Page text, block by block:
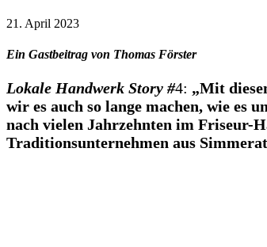
21. April 2023
Ein Gastbeitrag von Thomas Förster
Lokale Handwerk Story #4: „Mit
wir es auch so lange machen, wie es
nach vielen Jahrzehnten im Friseur-
Traditionsunternehmen aus